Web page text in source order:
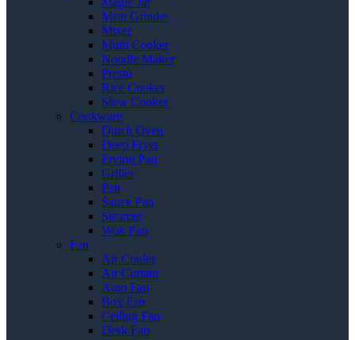
Meat Grinder
Mixer
Multi Cooker
Noodle Maker
Presto
Rice Cooker
Slow Cooker
Cookware
Dutch Oven
Deep Fryer
Frying Pan
Griller
Pan
Sauce Pan
Steamer
Wok Pan
Fan
Air Cooler
Air Curtain
Auto Fan
Box Fan
Ceiling Fan
Desk Fan